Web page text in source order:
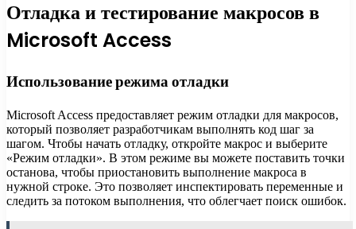
Отладка и тестирование макросов в
Microsoft Access
Использование режима отладки
Microsoft Access предоставляет режим отладки для макросов,
который позволяет разработчикам выполнять код шаг за
шагом. Чтобы начать отладку, откройте макрос и выберите
«Режим отладки». В этом режиме вы можете поставить точки
останова, чтобы приостановить выполнение макроса в
нужной строке. Это позволяет инспектировать переменные и
следить за потоком выполнения, что облегчает поиск ошибок.